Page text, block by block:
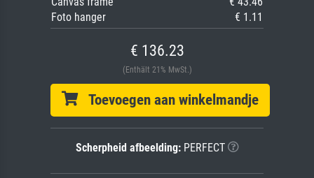
Foto hanger
€ 1.11
€ 136.23
(Enthält 21% MwSt.)
Toevoegen aan winkelmandje
Scherpheid afbeelding:PERFECT